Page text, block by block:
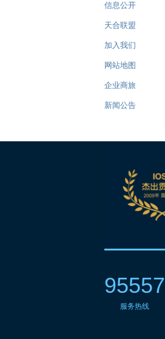
信息公开
天合联盟
加入我们
网站地图
企业商旅
新闻公告
95557
服务热线